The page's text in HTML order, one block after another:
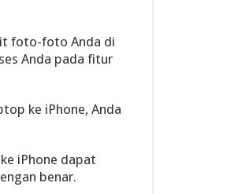
foto-foto Anda di
Anda pada fitur
ke iPhone, Anda
iPhone dapat
benar.